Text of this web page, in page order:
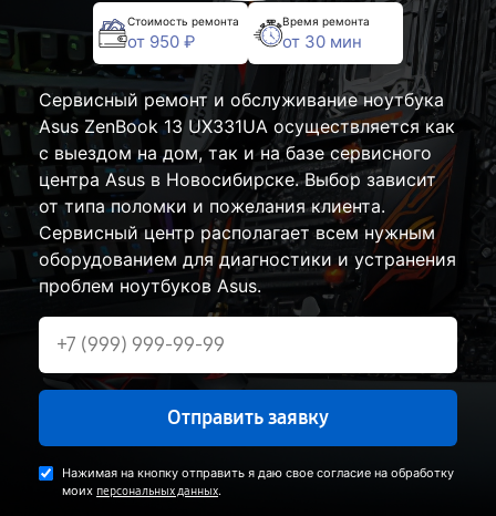
Стоимость ремонта
от 950 ₽
Время ремонта
от 30 мин
Сервисный ремонт и обслуживание ноутбука
Asus ZenBook 13 UX331UA осуществляется как
с выездом на дом, так и на базе сервисного
центра Asus в Новосибирске. Выбор зависит
от типа поломки и пожелания клиента.
Сервисный центр располагает всем нужным
оборудованием для диагностики и устранения
проблем ноутбуков Asus.
Отправить заявку
Нажимая на кнопку отправить я даю свое согласие на обработку
моих персональных данных.